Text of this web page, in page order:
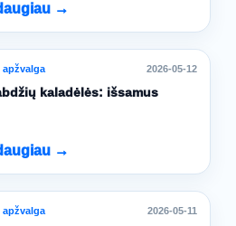
→
2026-05-12
kaladėlės: išsamus
→
2026-05-11